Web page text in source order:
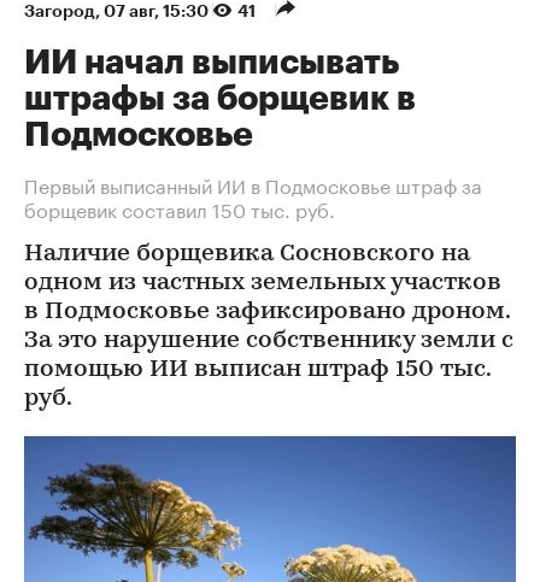
Загород 07 авг, 15:30 41
ИИ начал выписывать
штрафы за борщевик в
Подмосковье
Первый выписанный ИИ в Подмосковье штраф за
борщевик составил 150 тыс. руб.
Наличие борщевика Сосновского на
одном из частных земельных участков
в Подмосковье зафиксировано дроном.
За это нарушение собственнику земли с
помощью ИИ выписан штраф 150 тыс.
руб.